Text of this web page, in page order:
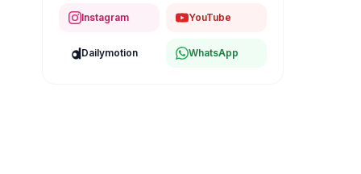
Instagram YouTube
Dailymotion WhatsApp